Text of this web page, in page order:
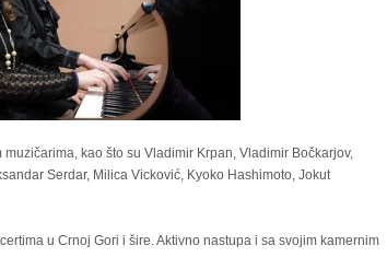
kao što su Vladimir Krpan, Vladimir Bočkarjov,
Serdar, Milica Vicković, Kyoko Hashimoto, Jokut
u Crnoj Gori i šire. Aktivno nastupa i sa svojim kamernim